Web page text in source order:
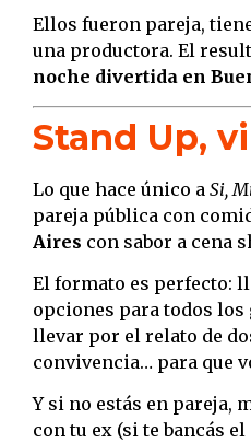
Ellos fueron pareja,
una productora. El
noche divertida en
Stand Up,
Lo que hace único a Si,
pareja pública con
Aires con sabor a cena
El formato es perfecto:
opciones para todos los
llevar por el relato de
convivencia… para que
Y si no estás en pareja,
con tu ex (si te bancás